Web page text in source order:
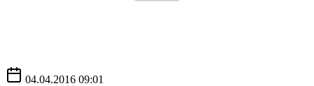
04.04.2016 09:01